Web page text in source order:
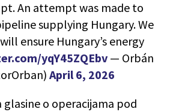
An attempt was made to
supplying Hungary. We
ensure Hungary’s energy
yqY45ZQEbv — Orbán
April 6, 2026
glasine o operacijama pod